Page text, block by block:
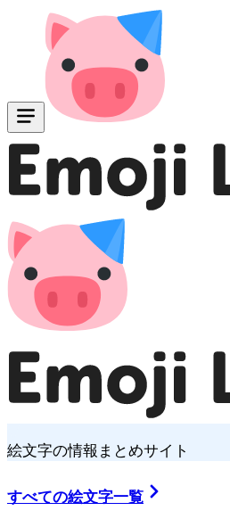
絵文字の情報まとめサイト
すべての絵文字一覧